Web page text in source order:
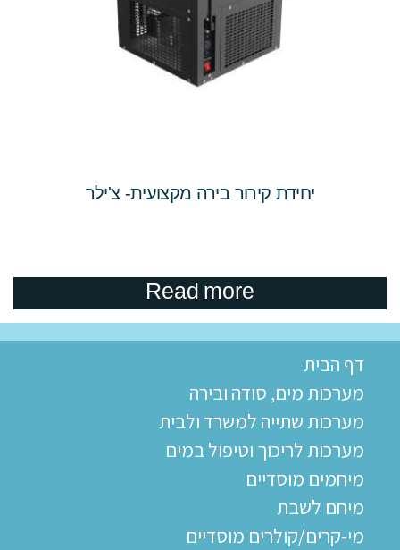
יחידת קירור בירה מקצועית- צ'ילר
Read more
דף הבית
מערכות מים, סודה ובירה
מערכות שתייה למשרד ולבית
מערכות לריכוך וטיפול במים
מיחמים מוסדיים
מיחם לשבת
מי-קרים/קולרים מוסדיים